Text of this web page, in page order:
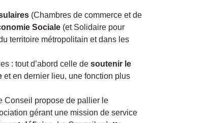
(Chambres de commerce et de
Sociale (et Solidaire pour
territoire métropolitain et dans les
: tout d’abord celle de soutenir le
et en dernier lieu, une fonction plus
Conseil propose de pallier le
gérant une mission de service